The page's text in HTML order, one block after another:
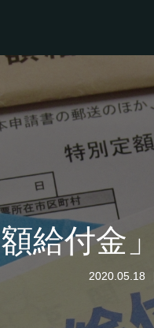
給付金
2020.05.18